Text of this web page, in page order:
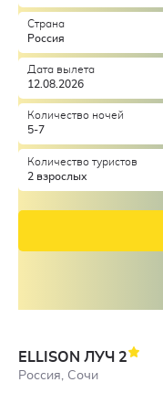
Страна
Россия
Дата вылета
12.08.2026
Количество ночей
5-7
Количество туристов
2 взрослых
ELLISON ЛУЧ 2
Россия, Сочи